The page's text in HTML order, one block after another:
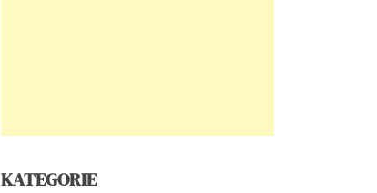
KATEGORIE